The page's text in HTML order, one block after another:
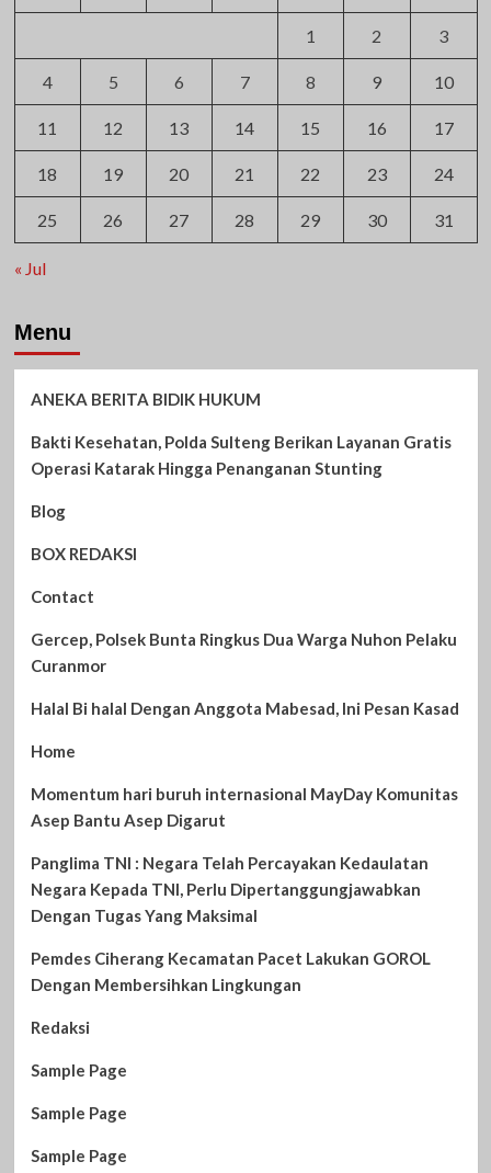
1 2 3
4 5 6 7 8 9 10
11 12 13 14 15 16 17
18 19 20 21 22 23 24
25 26 27 28 29 30 31
« Jul
Menu
ANEKA BERITA BIDIK HUKUM
Bakti Kesehatan, Polda Sulteng Berikan Layanan Gratis
Operasi Katarak Hingga Penanganan Stunting
Blog
BOX REDAKSI
Contact
Gercep, Polsek Bunta Ringkus Dua Warga Nuhon Pelaku
Curanmor
Halal Bi halal Dengan Anggota Mabesad, Ini Pesan Kasad
Home
Momentum hari buruh internasional MayDay Komunitas
Asep Bantu Asep Digarut
Panglima TNI : Negara Telah Percayakan Kedaulatan
Negara Kepada TNI, Perlu Dipertanggungjawabkan
Dengan Tugas Yang Maksimal
Pemdes Ciherang Kecamatan Pacet Lakukan GOROL
Dengan Membersihkan Lingkungan
Redaksi
Sample Page
Sample Page
Sample Page